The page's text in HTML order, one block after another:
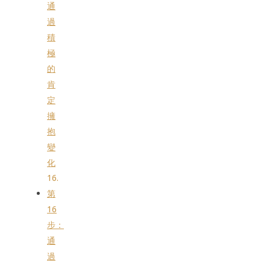
通
過
積
極
的
肯
定
擁
抱
變
化
第
16
步：
通
過